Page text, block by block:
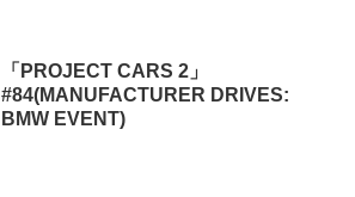
「PROJECT CARS 2」
#84(MANUFACTURER DRIVES:
BMW EVENT)